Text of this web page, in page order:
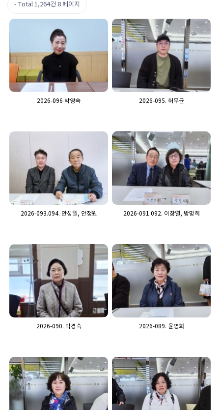
Total 1,264건 8 페이지
2026-096 박영숙 2026-095. 허무균
2026-093.094. 안성일, 안정원 2026-091.092. 이창열, 방명희
2026-090. 박경숙 2026-089. 윤영희